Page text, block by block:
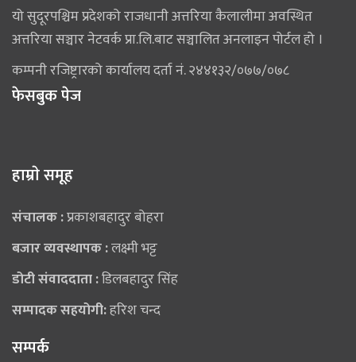
यो सुदूरपश्चिम प्रदेशको राजधानी अत्तरिया कैलालीमा अवस्थित
अत्तरिया सञ्चार नेटवर्क प्रा.लि.बाट सञ्चालित अनलाइन पोर्टल हो ।
कम्पनी रजिष्ट्रारको कार्यालय दर्ता नं. २४४१३२/०७७/०७८
फेसबुक पेज
हाम्राे समूह
संचालक :प्रकाशबहादुर बोहरा
बजार व्यवस्थापक :लक्ष्मी भट्ट
डोटी संवाददाता :डिलबहादुर सिंह
सम्पादक सहयोगी:हरिश चन्द
सम्पर्क